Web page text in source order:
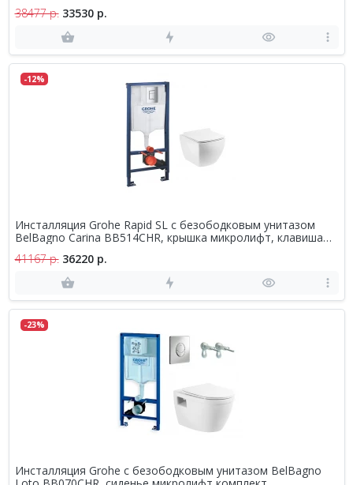
38477 р. 33530 р.
-12%
Инсталляция Grohe Rapid SL c безободковым унитазом
BelBagno Carina BB514CHR, крышка микролифт, клавиша
41167 р. 36220 р.
-23%
Инсталляция Grohe с безободковым унитазом BelBagno